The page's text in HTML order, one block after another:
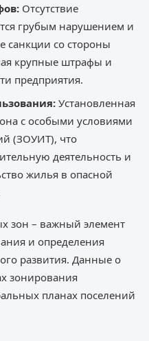
Отсутствие
грубым нарушением и
санкции со стороны
крупные штрафы и
предприятия.
Установленная
с особыми условиями
(ЗОУИТ), что
деятельность и
жилья в опасной
зон – важный элемент
и определения
развития. Данные о
зонирования
планах поселений